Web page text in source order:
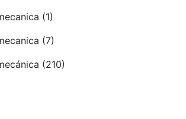
(1)
(7)
(210)